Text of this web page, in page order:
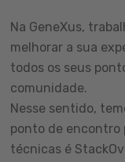
Na GeneXus,
melhorar a sua
todos os seus
comunidade.
Nesse sentido,
ponto de encontro
técnicas é